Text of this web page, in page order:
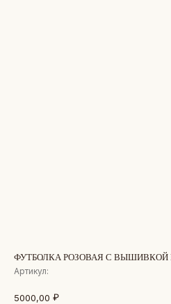
ФУТБОЛКА РОЗОВАЯ С ВЫШИВКОЙ
Артикул:
5000,00 ₽